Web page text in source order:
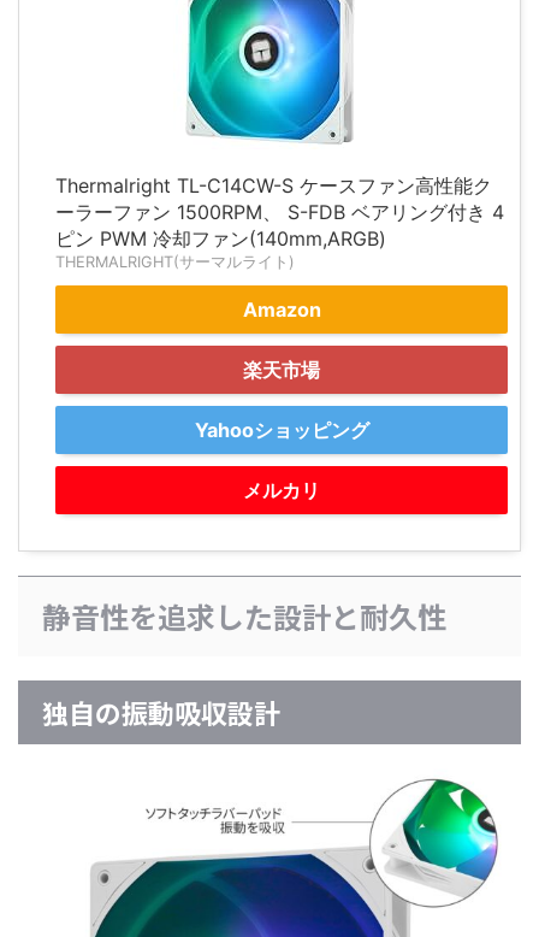
Thermalright TL-C14CW-S ケースファン高性能ク
ーラーファン 1500RPM、 S-FDB ベアリング付き 4
ピン PWM 冷却ファン(140mm,ARGB)
THERMALRIGHT(サーマルライト)
Amazon
楽天市場
Yahooショッピング
メルカリ
静音性を追求した設計と耐久性
独自の振動吸収設計